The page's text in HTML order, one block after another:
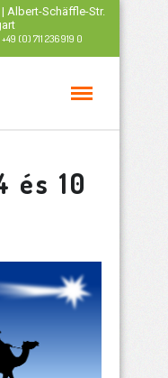
Albert-Schäffle-Str.
+49 (0) 711 236 919 0
és 10